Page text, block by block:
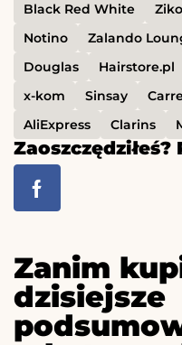
Black Red White
Notino
Zalando
Douglas
Hairstore.pl
x-kom
Sinsay
AliExpress
Clarins
Zanim
dzisiejsze